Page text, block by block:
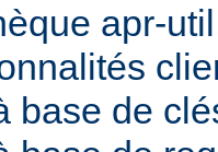
apr-
base de